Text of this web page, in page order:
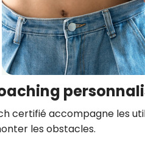
certifié accompagne les
les obstacles.